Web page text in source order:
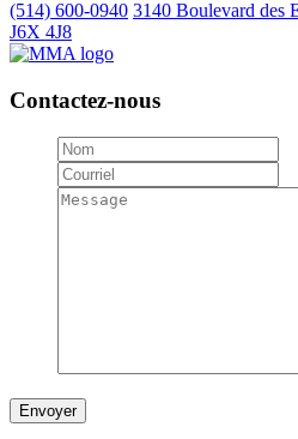
(514) 600-0940 3140 Boulevard des
J6X 4J8
Contactez-nous